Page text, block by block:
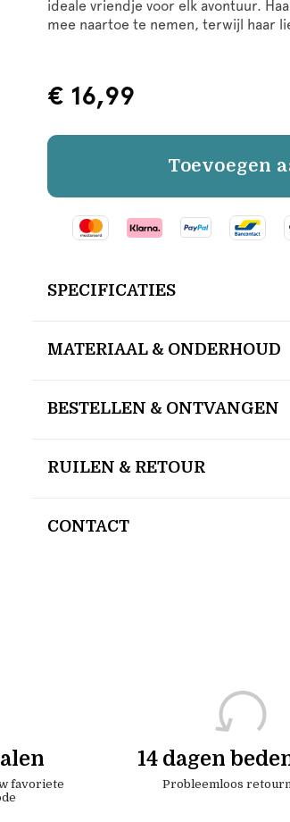
ideale vriendje voor elk avontuur.
mee naartoe te nemen, terwijl haar
€ 16,99
Toevoegen
SPECIFICATIES
MATERIAAL & ONDERHOUD
BESTELLEN & ONTVANGEN
RUILEN & RETOUR
CONTACT
favoriete
14 dagen
Probleemloos